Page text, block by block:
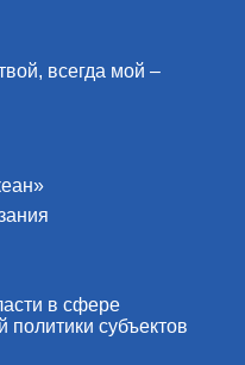
всегда мой –
в сфере
субъектов